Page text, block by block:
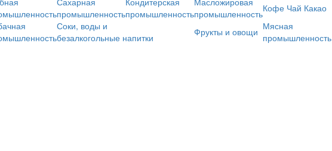
промышленностьпромышленностьпромышленностьКофе Чай Какао
Соки, воды и
безалкогольные напитки
Фрукты и овощи Мясная
промышленность